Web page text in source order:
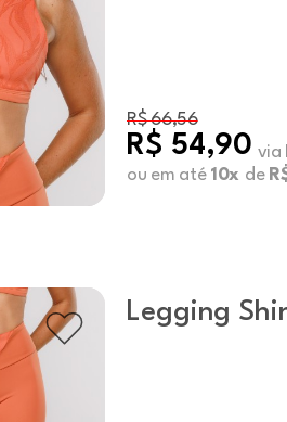
R$ 66,56
R$ 54,90 via
ou em até 10x de
Legging